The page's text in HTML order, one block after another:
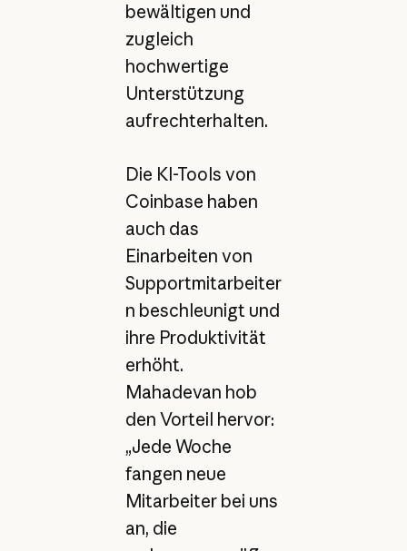
bewältigen und
zugleich
hochwertige
Unterstützung
aufrechterhalten.
Die KI-Tools von
Coinbase haben
auch das
Einarbeiten von
Supportmitarbeiter
n beschleunigt und
ihre Produktivität
erhöht.
Mahadevan hob
den Vorteil hervor:
„Jede Woche
fangen neue
Mitarbeiter bei uns
an, die